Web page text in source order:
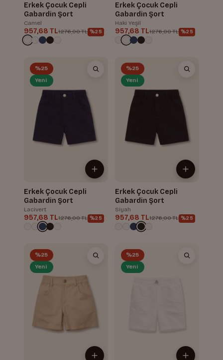
Erkek Çocuk Cepli
Gabardin Şort
Camel
957,68 TL1.276,00 TL %25
Erkek Çocuk Cepli
Gabardin Şort
Haki Yeşil
957,68 TL1.276,00 TL %25
%25
Yeni
Erkek Çocuk Cepli
Gabardin Şort
Lacivert
957,68 TL1.276,00 TL %25
%25
Yeni
Erkek Çocuk Cepli
Gabardin Şort
Siyah
957,68 TL1.276,00 TL %25
%25
Yeni
%25
Yeni